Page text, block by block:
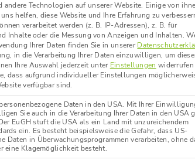
andere Technologien auf unserer Website. Einige von
helfen, diese Website und Ihre Erfahrung zu
verarbeitet werden (z. B. IP-Adressen), z. B. für
Inhalte oder die Messung von Anzeigen und Inhalten.
Ihrer Daten finden Sie in unserer
in die Verarbeitung Ihrer Daten einzuwilligen, um
Ihre Auswahl jederzeit unter Einstellungen
dass aufgrund individueller Einstellungen
verfügbar sind.
Daten in den USA. Mit Ihrer
Sie auch in die Verarbeitung Ihrer Daten in den USA
EuGH stuft die USA als ein Land mit unzureichendem
ein. Es besteht beispielsweise die Gefahr, dass US-
Daten in Überwachungsprogrammen verarbeiten, ohne
eine Klagemöglichkeit besteht.